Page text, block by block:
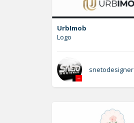
UrbImob
Logo
snetodesigner